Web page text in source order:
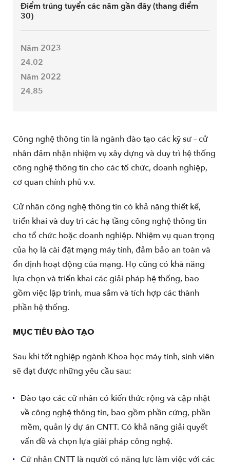
Điểm trúng tuyển các năm gần đây (thang điểm
30)
Năm 2023
24.02
Năm 2022
24.85
Công nghệ thông tin là ngành đào tạo các kỹ sư – cử
nhân đảm nhận nhiệm vụ xây dựng và duy trì hệ thống
công nghệ thông tin cho các tổ chức, doanh nghiệp,
cơ quan chính phủ v.v.
Cử nhân công nghệ thông tin có khả năng thiết kế,
triển khai và duy trì các hạ tầng công nghệ thông tin
cho tổ chức hoặc doanh nghiệp. Nhiệm vụ quan trọng
của họ là cài đặt mạng máy tính, đảm bảo an toàn và
ổn định hoạt động của mạng. Họ cũng có khả năng
lựa chọn và triển khai các giải pháp hệ thống, bao
gồm việc lập trình, mua sắm và tích hợp các thành
phần hệ thống.
MỤC TIÊU ĐÀO TẠO
Sau khi tốt nghiệp ngành Khoa học máy tính, sinh viên
sẽ đạt được những yêu cầu sau:
Đào tạo các cử nhân có kiến thức rộng và cập nhật
về công nghệ thông tin, bao gồm phần cứng, phần
mềm, quản lý dự án CNTT. Có khả năng giải quyết
vấn đề và chọn lựa giải pháp công nghệ.
Cử nhân CNTT là người có năng lực làm việc với các